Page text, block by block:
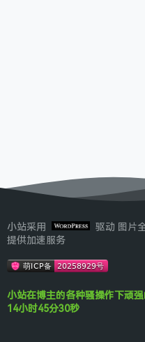
小站采用
驱动 图片
提供加速服务
小站在博主的各种骚操作下顽
14小时45分30秒